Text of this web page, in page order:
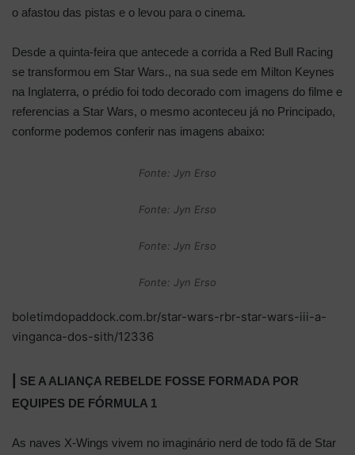
o afastou das pistas e o levou para o cinema.
Desde a quinta-feira que antecede a corrida a Red Bull Racing
se transformou em Star Wars., na sua sede em Milton Keynes
na Inglaterra, o prédio foi todo decorado com imagens do filme e
referencias a Star Wars, o mesmo aconteceu já no Principado,
conforme podemos conferir nas imagens abaixo:
Fonte: Jyn Erso
Fonte: Jyn Erso
Fonte: Jyn Erso
Fonte: Jyn Erso
boletimdopaddock.com.br/star-wars-rbr-star-wars-iii-a-
vinganca-dos-sith/12336
SE A ALIANÇA REBELDE FOSSE FORMADA POR
EQUIPES DE FÓRMULA 1
As naves X-Wings vivem no imaginário nerd de todo fã de Star